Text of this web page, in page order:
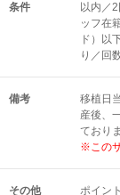
条件
以内／
ッフ在
ド）以
り／回
備考
移植日
産後、
ており
※この
その他 ポイン